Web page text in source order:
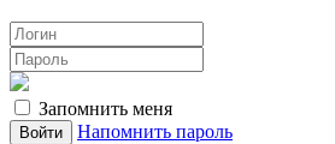
Запомнить меня
Напомнить пароль